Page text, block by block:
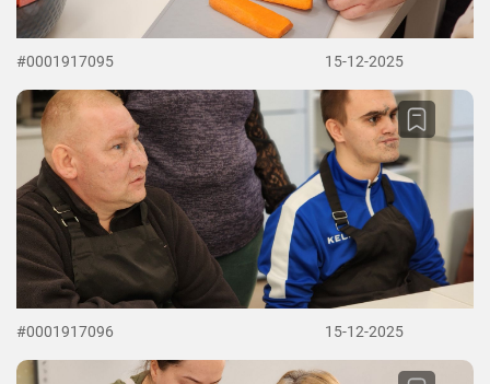
#0001917095 15-12-2025
#0001917096 15-12-2025